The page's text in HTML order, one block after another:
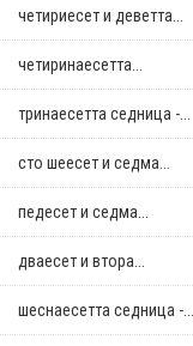
четириесет и деветта...
четиринаесетта...
тринаесетта седница -...
сто шеесет и седма...
педесет и седма...
дваесет и втора...
шеснаесетта седница -...